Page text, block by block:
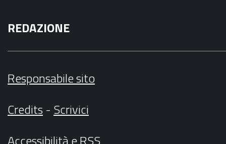
REDAZIONE
Responsabile sito
Credits- Scrivici